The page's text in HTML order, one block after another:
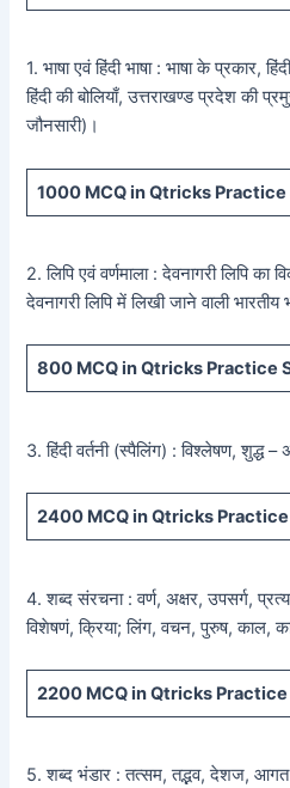
1. भाषा एवं हिंदी भाषा : भाषा के प्रकार,
हिंदी की बोलियाँ, उत्तराखण्ड प्रदेश की
जौनसारी)।
1000 MCQ in Qtricks
2. लिपि एवं वर्णमाला : देवनागरी लिपि का
देवनागरी लिपि में लिखी जाने वाली
800 MCQ in Qtricks Practice
3. हिंदी वर्तनी (स्पैलिंग) : विश्लेषण, शुद्ध –
2400 MCQ in Qtricks
4. शब्द संरचना : वर्ण, अक्षर, उपसर्ग,
विशेषणं, क्रिया; लिंग, वचन, पुरुष, काल,
2200 MCQ in Qtricks
5. शब्द भंडार : तत्सम, तद्भव, देशज, आगत